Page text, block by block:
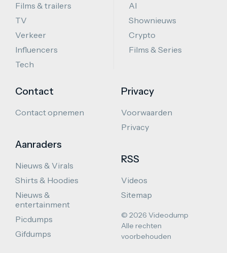
Films & trailers
TV
Verkeer
Influencers
Tech
AI
Shownieuws
Crypto
Films & Series
Contact
Contact opnemen
Aanraders
Nieuws & Virals
Shirts & Hoodies
Nieuws &
entertainment
Picdumps
Gifdumps
Privacy
Voorwaarden
Privacy
RSS
Videos
Sitemap
© 2026 Videodump
Alle rechten
voorbehouden